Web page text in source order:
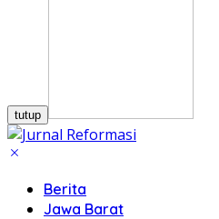
tutup
Berita
Jawa Barat